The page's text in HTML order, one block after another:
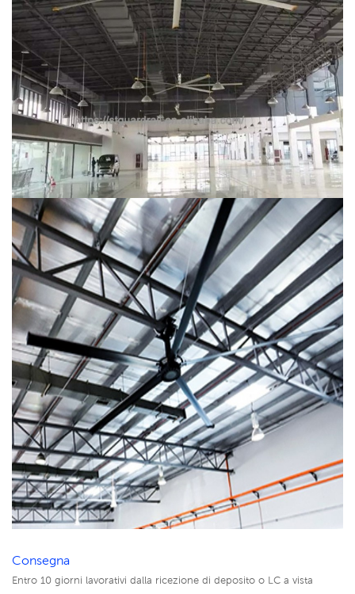
Consegna
Entro 10 giorni lavorativi dalla ricezione di deposito o LC a vista